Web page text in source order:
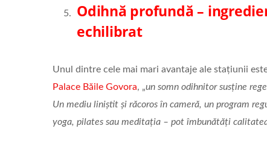
Odihnă profundă –
echilibrat
Unul dintre cele mai mari avantaje ale stațiunii
Palace Băile Govora, „un somn odihnitor susține
Un mediu liniștit și răcoros în cameră, un program
yoga, pilates sau meditația – pot îmbunătăți